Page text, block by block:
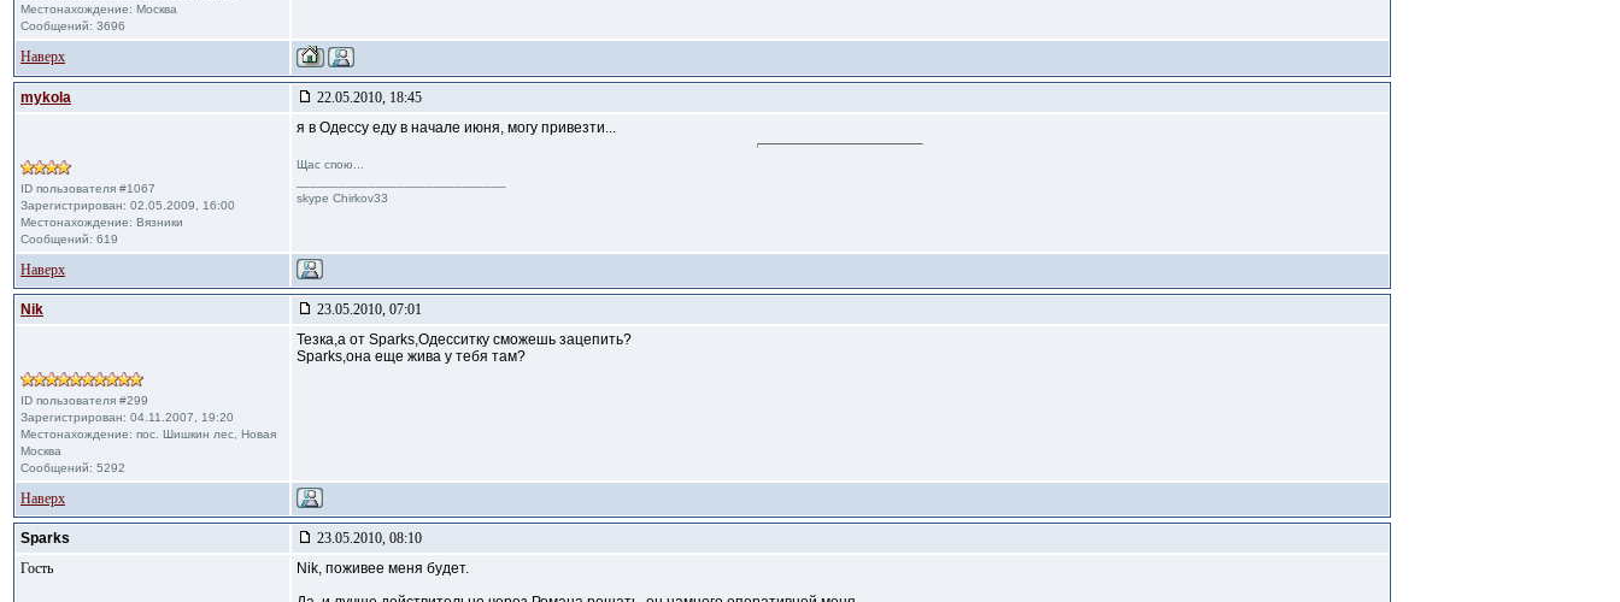
Местонахождение: Москва
Сообщений: 3696
Наверх
mykola 22.05.2010, 18:45
ID пользователя #1067
Зарегистрирован: 02.05.2009, 16:00
Местонахождение: Вязники
Сообщений: 619
я в Одессу еду в начале июня, могу привезти...
Щас спою...
skype Chirkov33
Наверх
Nik 23.05.2010, 07:01
ID пользователя #299
Зарегистрирован: 04.11.2007, 19:20
Местонахождение: пос. Шишкин лес, Новая
Москва
Сообщений: 5292
Тезка,а от Sparks,Одесситку сможешь зацепить?
Sparks,она еще жива у тебя там?
Наверх
Sparks
23.05.2010, 08:10
Гость
Nik, поживее меня будет.